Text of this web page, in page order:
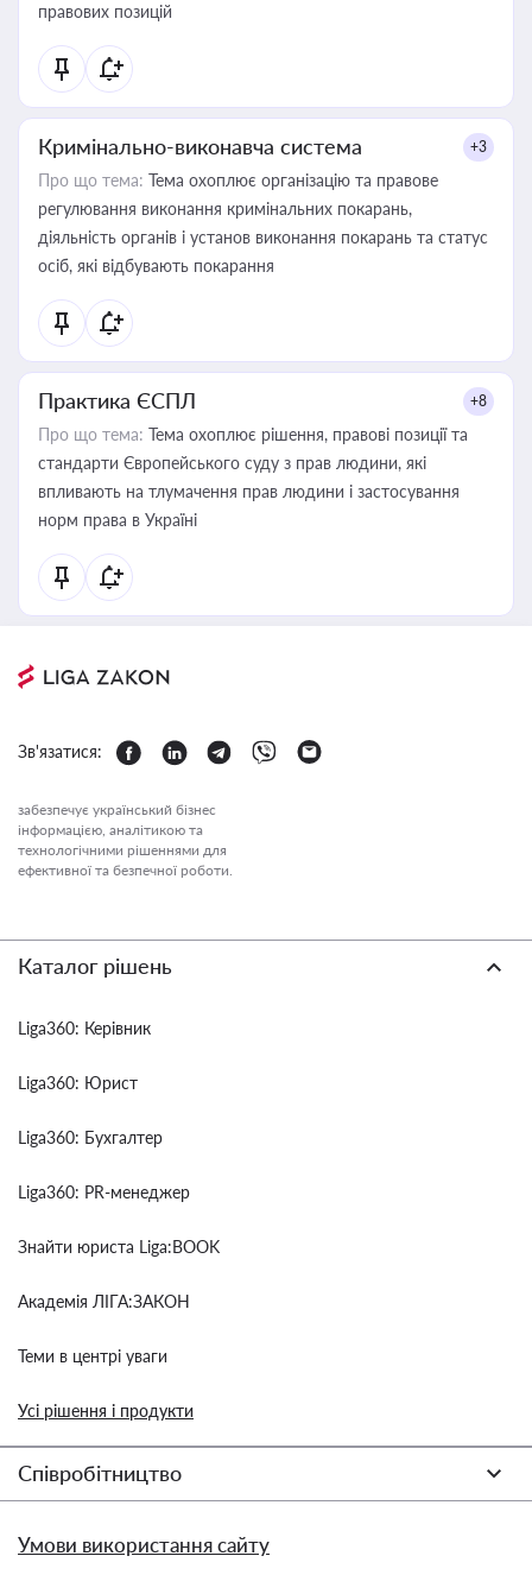
правових позицій
Кримінально-виконавча система +3
Про що тема: Тема охоплює організацію та правове
регулювання виконання кримінальних покарань,
діяльність органів і установ виконання покарань та статус
осіб, які відбувають покарання
Практика ЄСПЛ +8
Про що тема: Тема охоплює рішення, правові позиції та
стандарти Європейського суду з прав людини, які
впливають на тлумачення прав людини і застосування
норм права в Україні
Зв'язатися:
забезпечує український бізнес
інформацією, аналітикою та
технологічними рішеннями для
ефективної та безпечної роботи.
Каталог рішень
Liga360: Керівник
Liga360: Юрист
Liga360: Бухгалтер
Liga360: PR-менеджер
Знайти юриста Liga:BOOK
Академія ЛІГА:ЗАКОН
Теми в центрі уваги
Усі рішення і продукти
Співробітництво
Умови використання сайту